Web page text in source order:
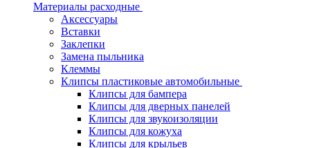
Материалы расходные
Аксессуары
Вставки
Заклепки
Замена пыльника
Клеммы
Клипсы пластиковые автомобильные
Клипсы для бампера
Клипсы для дверных панелей
Клипсы для звукоизоляции
Клипсы для кожуха
Клипсы для крыльев